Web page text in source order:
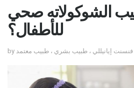
الشوكولاته صحي
للأطفال؟
by فنسنت إيانيللي ، طبيب بشري ، طبيب معتمد